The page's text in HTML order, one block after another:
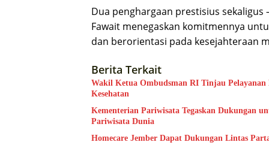
Dua penghargaan prestisius sekaligus
Fawait menegaskan komitmennya
dan berorientasi pada kesejahteraan
Berita Terkait
Wakil Ketua Ombudsman RI Tinjau
Kesehatan
Kementerian Pariwisata Tegaskan Dukungan
Pariwisata Dunia
Homecare Jember Dapat Dukungan Lintas